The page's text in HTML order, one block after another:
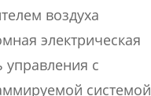
воздуха
электрическая
управления с
системой